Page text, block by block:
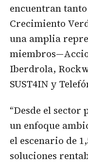
encuentran
Crecimiento
una amplia
Iberdrola,
SUST4IN y
“Desde el
un enfoque
el escenario de
soluciones